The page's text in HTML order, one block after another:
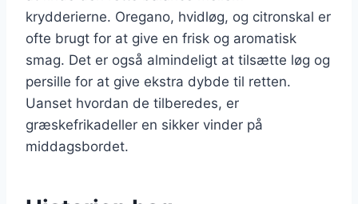
krydderierne. Oregano, hvidløg, og citronskal er
ofte brugt for at give en frisk og aromatisk
smag. Det er også almindeligt at tilsætte løg og
persille for at give ekstra dybde til retten.
Uanset hvordan de tilberedes, er
græskefrikadeller en sikker vinder på
middagsbordet.